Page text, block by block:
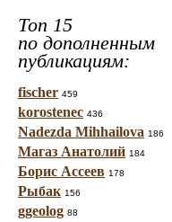
Топ 15
по дополненным
публикациям:
fischer 459
korostenec 436
Nadezda Mihhailova 186
Магаз Анатолий 184
Борис Ассеев 178
Рыбак 156
ggeolog 88